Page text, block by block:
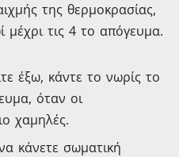
της θερμοκρασίας,
τις 4 το απόγευμα.
έξω, κάντε το νωρίς το
όταν οι
χαμηλές.
κάνετε σωματική